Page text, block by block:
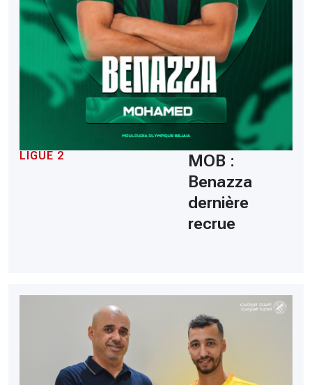
LIGUE 2
MOB :
Benazza
dernière
recrue